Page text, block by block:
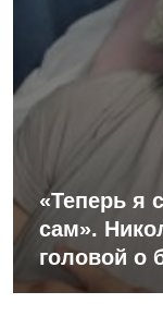
«Теперь я
сам».
головой о